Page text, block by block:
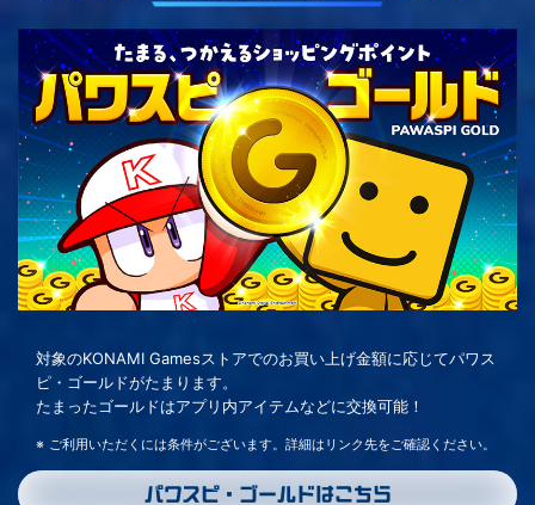
対象のKONAMI Gamesストアでのお買い上げ金額に応じてパワス
ピ・ゴールドがたまります。
たまったゴールドはアプリ内アイテムなどに交換可能！
ご利用いただくには条件がございます。詳細はリンク先をご確認ください。
パワスピ・ゴールドはこちら